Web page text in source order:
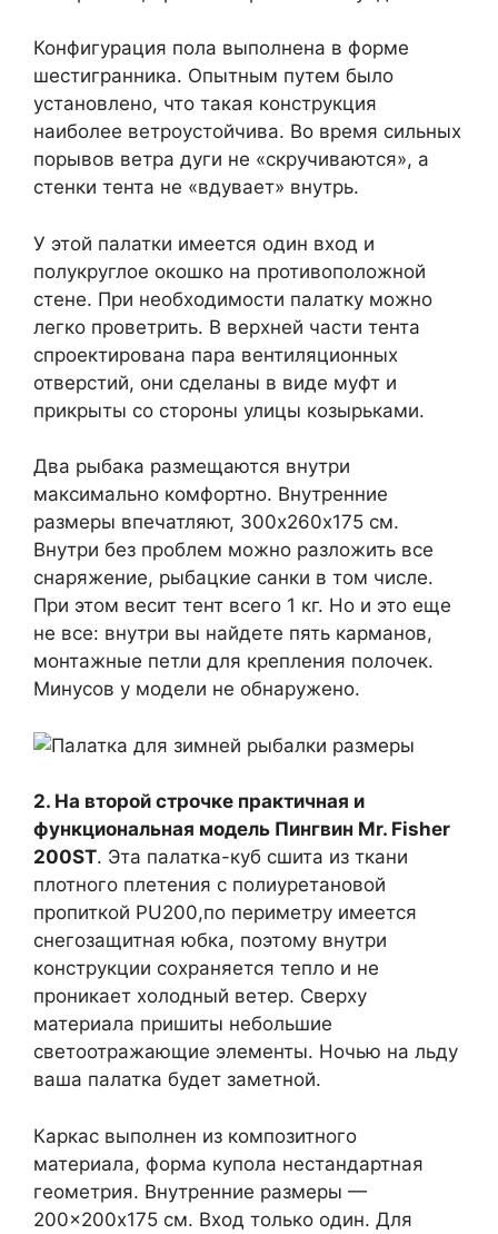
Конфигурация пола выполнена в форме
шестигранника. Опытным путем было
установлено, что такая конструкция
наиболее ветроустойчива. Во время сильных
порывов ветра дуги не «скручиваются», а
стенки тента не «вдувает» внутрь.
У этой палатки имеется один вход и
полукруглое окошко на противоположной
стене. При необходимости палатку можно
легко проветрить. В верхней части тента
спроектирована пара вентиляционных
отверстий, они сделаны в виде муфт и
прикрыты со стороны улицы козырьками.
Два рыбака размещаются внутри
максимально комфортно. Внутренние
размеры впечатляют, 300х260х175 см.
Внутри без проблем можно разложить все
снаряжение, рыбацкие санки в том числе.
При этом весит тент всего 1 кг. Но и это еще
не все: внутри вы найдете пять карманов,
монтажные петли для крепления полочек.
Минусов у модели не обнаружено.
2. На второй строчке практичная и
функциональная модель Пингвин Mr. Fisher
200ST. Эта палатка-куб сшита из ткани
плотного плетения с полиуретановой
пропиткой PU200,по периметру имеется
снегозащитная юбка, поэтому внутри
конструкции сохраняется тепло и не
проникает холодный ветер. Сверху
материала пришиты небольшие
светоотражающие элементы. Ночью на льду
ваша палатка будет заметной.
Каркас выполнен из композитного
материала, форма купола нестандартная
геометрия. Внутренние размеры —
200×200х175 см. Вход только один. Для